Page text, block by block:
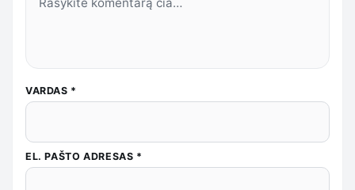
VARDAS *
EL. PAŠTO ADRESAS *